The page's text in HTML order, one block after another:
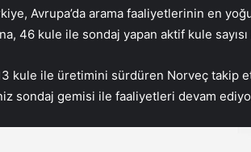
Avrupa’da arama faaliyetlerinin en
46 kule ile sondaj yapan aktif kule
kule ile üretimini sürdüren Norveç takip
sondaj gemisi ile faaliyetleri devam